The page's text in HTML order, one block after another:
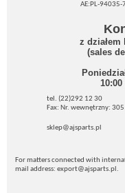
AE:PL-94035-
z działem
(sales
10:00
tel. (22)292 12 30
Fax: Nr. wewnętrzny: 305
sklep@ajsparts.pl
For matters connected with
mail address: export@ajsparts.pl.